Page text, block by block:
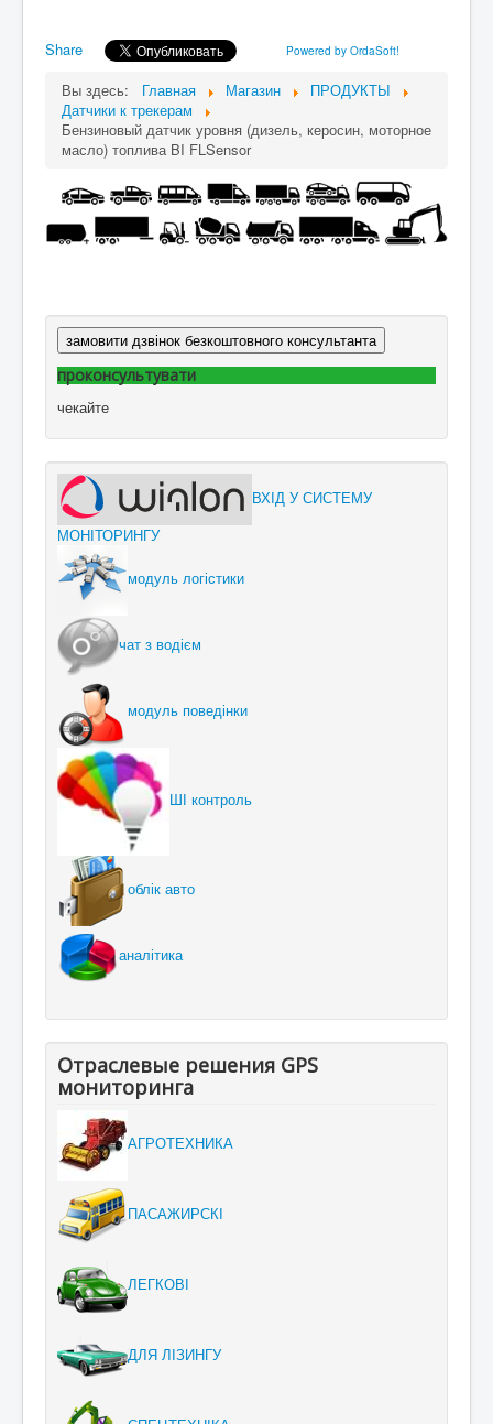
Share Powered by OrdaSoft!
Вы здесь: Главная Магазин
ПРОДУКТЫ
Датчики к трекерам
Бензиновый датчик уровня (дизель, керосин, моторное
масло) топлива BI FLSensor
замовити дзвінок безкоштовного консультанта
проконсультувати
чекайте
ВХІД У СИСТЕМУ
МОНІТОРИНГУ
модуль логістики
чат з водієм
модуль поведінки
ШІ контроль
облік авто
аналітика
Отраслевые решения GPS
мониторинга
АГРОТЕХНИКА
ПАСАЖИРСКІ
ЛЕГКОВІ
ДЛЯ ЛІЗИНГУ